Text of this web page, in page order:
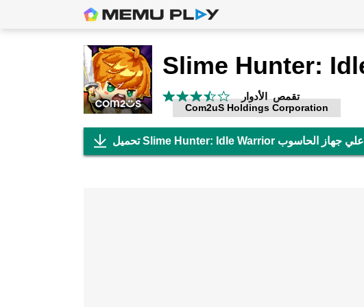
تقمص الأدوار
Com2uS Holdings Corporation
تحميل Slime Hunter: Idle Warrior علي جهاز الحاسوب